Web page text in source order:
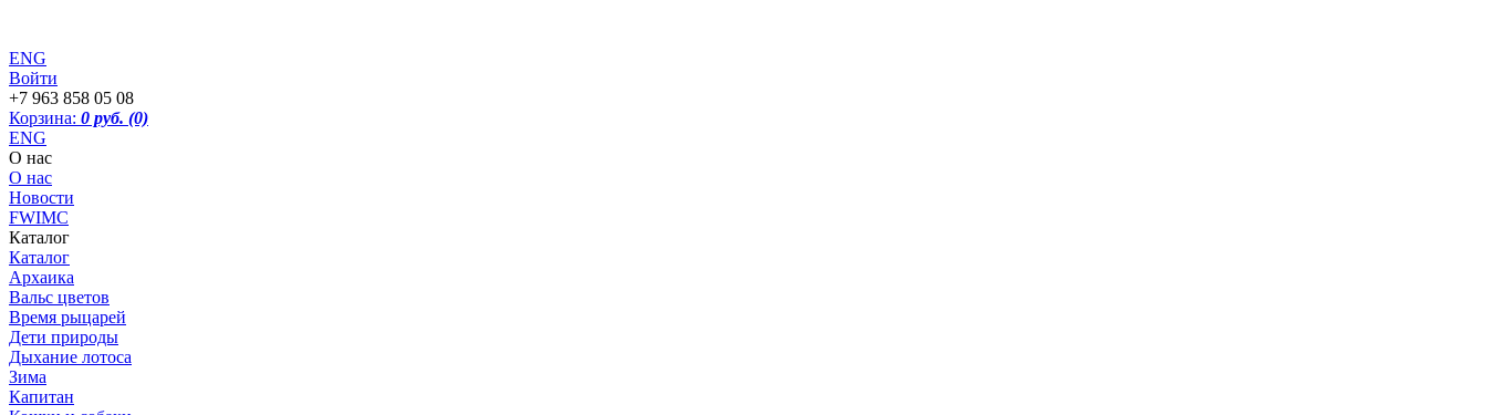
ENG
Войти
+7 963 858 05 08
Корзина: 0 руб. (0)
ENG
О нас
О нас
Новости
FWIMC
Каталог
Каталог
Архаика
Вальс цветов
Время рыцарей
Дети природы
Дыхание лотоса
Зима
Капитан